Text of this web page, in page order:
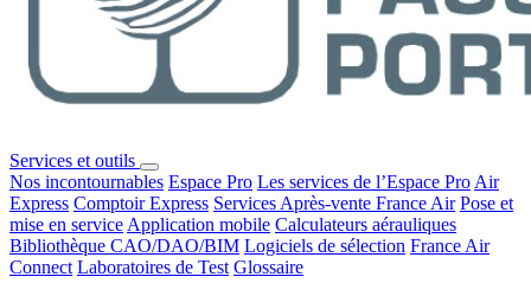
Services et outils
Nos incontournables Espace Pro Les services de l’Espace Pro Air
Express Comptoir Express Services Après-vente France Air Pose et
mise en service Application mobile Calculateurs aérauliques
Bibliothèque CAO/DAO/BIM Logiciels de sélection France Air
Connect Laboratoires de Test Glossaire